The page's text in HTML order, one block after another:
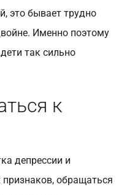
это бывает трудно
Именно поэтому
так сильно
к
депрессии и
обращаться